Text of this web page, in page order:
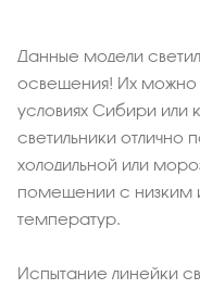
Данные модели
освещения! Их можно
условиях Сибири или
светильники отлично
холодильной или
помещении с низким
температур.
Испытание линейки